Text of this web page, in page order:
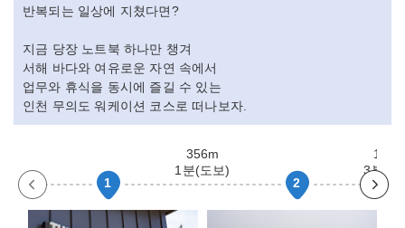
반복되는 일상에 지쳤다면?
지금 당장 노트북 하나만 챙겨
서해 바다와 여유로운 자연 속에서
업무와 휴식을 동시에 즐길 수 있는
인천 무의도 워케이션 코스로 떠나보자.
전
1
356m
1분(도보)
2
3분(차